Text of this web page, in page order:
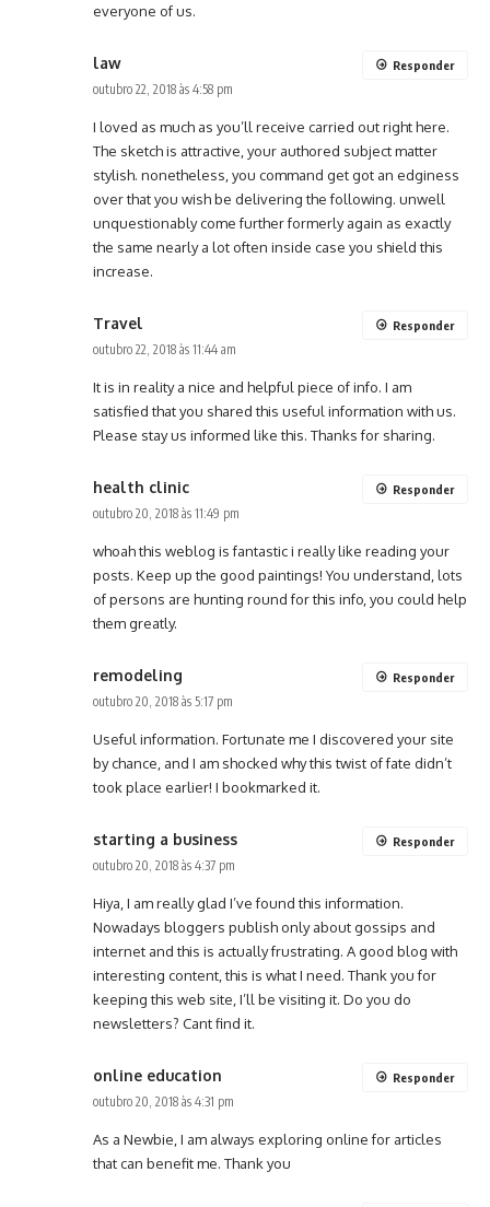
everyone of us.
law
outubro 22, 2018 às 4:58 pm
I loved as much as you’ll receive carried out right here.
The sketch is attractive, your authored subject matter
stylish. nonetheless, you command get got an edginess
over that you wish be delivering the following. unwell
unquestionably come further formerly again as exactly
the same nearly a lot often inside case you shield this
increase.
Responder
Travel
outubro 22, 2018 às 11:44 am
It is in reality a nice and helpful piece of info. I am
satisfied that you shared this useful information with us.
Please stay us informed like this. Thanks for sharing.
Responder
health clinic
outubro 20, 2018 às 11:49 pm
whoah this weblog is fantastic i really like reading your
posts. Keep up the good paintings! You understand, lots
of persons are hunting round for this info, you could help
them greatly.
Responder
remodeling
outubro 20, 2018 às 5:17 pm
Useful information. Fortunate me I discovered your site
by chance, and I am shocked why this twist of fate didn’t
took place earlier! I bookmarked it.
Responder
starting a business
outubro 20, 2018 às 4:37 pm
Hiya, I am really glad I’ve found this information.
Nowadays bloggers publish only about gossips and
internet and this is actually frustrating. A good blog with
interesting content, this is what I need. Thank you for
keeping this web site, I’ll be visiting it. Do you do
newsletters? Cant find it.
Responder
online education
outubro 20, 2018 às 4:31 pm
As a Newbie, I am always exploring online for articles
that can benefit me. Thank you
Responder